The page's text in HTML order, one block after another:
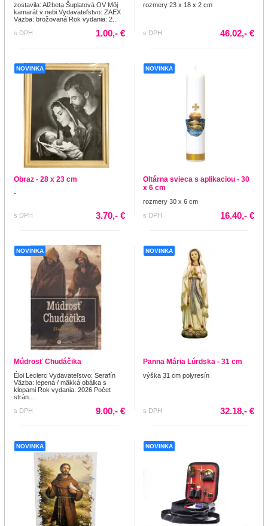
zostavila: Alžbeta Šuplatová OV Môj
kamarát v nebi Vydavateľstvo: ZAEX
Väzba: brožovaná Rok vydania: 2...
s DPH
1.00,- €
rozmery 23 x 18 x 2 cm
s DPH 46.02,- €
NOVINKA
Obraz - 28 x 23 cm
-
s DPH 3.70,- €
NOVINKA
Oltárna svieca s aplikaciou - 30
x 6 cm
rozmery 30 x 6 cm
s DPH
16.40,- €
NOVINKA
Múdrosť Chudáčika
Éloi Leclerc Vydavateľstvo: Serafín
Väzba: lepená / mäkká obálka s
klopami Rok vydania: 2026 Počet
strán...
s DPH
9.00,- €
NOVINKA
Panna Mária Lúrdska - 31 cm
výška 31 cm polyresín
s DPH 32.18,- €
NOVINKA NOVINKA